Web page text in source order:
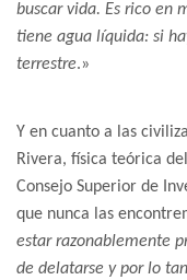
buscar vida. Es rico en
tiene agua líquida: si
terrestre.»
Y en cuanto a las
Rivera, física teórica
Consejo Superior de
que nunca las
estar razonablemente
de delatarse y por lo